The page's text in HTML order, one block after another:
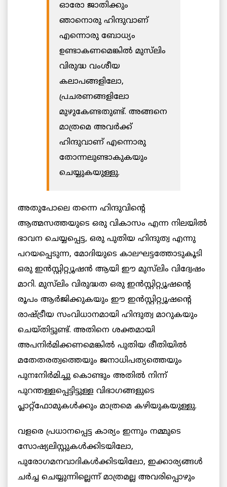
ഓരോ ജാതിക്കും
ഞാനൊരു ഹിന്ദുവാണ്
എന്നൊരു ബോധ്യം
ഉണ്ടാകണമെങ്കിൽ മുസ്‌ലിം
വിരുദ്ധ വംശീയ
കലാപങ്ങളിലോ,
പ്രചരണങ്ങളിലോ
മുഴുകേണ്ടതുണ്ട്. അങ്ങനെ
മാത്രമെ അവർക്ക്
ഹിന്ദുവാണ് എന്നൊരു
തോന്നലുണ്ടാകുകയും
ചെയ്യുകയുള്ളു.
അതുപോലെ തന്നെ ഹിന്ദുവിന്റെ
ആത്മസത്തയുടെ ഒരു വികാസം എന്ന നിലയിൽ
ഭാവന ചെയ്യപ്പെട്ട, ഒരു പുതിയ ഹിന്ദുത്വ എന്നു
പറയപ്പെടുന്ന, മോദിയുടെ കാലഘട്ടത്തോടുകൂടി
ഒരു ഇൻസ്റ്റിറ്റ്യൂഷന്‍ ആയി ഈ മുസ്‌ലിം വിദ്വേഷം
മാറി. മുസ്‌ലിം വിരുദ്ധത ഒരു ഇൻസ്റ്റിറ്റ്യൂഷന്‍റെ
രൂപം ആർജിക്കുകയും ഈ ഇൻസ്റ്റിറ്റ്യൂഷന്റെ
രാഷ്ട്രീയ സംവിധാനമായി ഹിന്ദുത്വ മാറുകയും
ചെയ്തിട്ടുണ്ട്. അതിനെ ശക്തമായി
അപനിർമിക്കണമെങ്കിൽ പുതിയ രീതിയിൽ
മതേതരത്വത്തെയും ജനാധിപത്യത്തെയും
പുനഃനിർമിച്ചു കൊണ്ടും അതിൽ നിന്ന്
പുറന്തള്ളപ്പെട്ടിട്ടുള്ള വിഭാഗങ്ങളുടെ
പ്ലാറ്റ്‌ഫോമുകൾക്കും മാത്രമെ കഴിയുകയുള്ളു.
വളരെ പ്രധാനപ്പെട്ട കാര്യം ഇന്നും നമ്മുടെ
സോഷ്യലിസ്റ്റുകൾക്കിടയിലോ,
പുരോഗമനവാദികൾക്കിടയിലോ, ഇക്കാര്യങ്ങൾ
ചർച്ച ചെയ്യുന്നില്ലെന്ന് മാത്രമല്ല അവരിപ്പൊഴും